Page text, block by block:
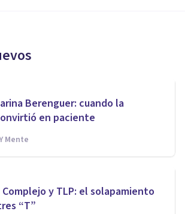
Berenguer: cuando la
en paciente
Mente
Complejo y TLP: el solapamiento
“T”